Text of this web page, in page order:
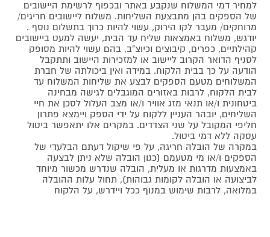
למחיר דמי המשלוח שנקבע באתר ובכפוף לרשימת היישובים
של הספקים בהן מתבצעת השליחות. משלוח ליישובים חריגים/
מרוחקים/ מעבר לקו הירוק, עשוי להיות כרוך בתשלום נוסף .
יודגש, משלוח באמצאות שליח עד הבית, יעשה למעט ביישובים
קהילתיים, כפרים, קיבוצים וכיוצ"ב, בהם עשוי להיות מסופק
לסניף הדואר הקרוב ליישוב או למזכירות היישוב ותתקבל
הודעה על כך בבית הלקוח. במידה ואין ביכולתה של חברת
המשלוחים מטעם הספקים לבצע את שליחות המשלוח עד
לבית הלקוח, לרבות באזורים המוגבלים לגישה מבחינה
ביטחונית ו/או תנאי מזג אוויר ו/או מצב העלול לסכן את חיי
השליחים, יובהר העניין ללקוח על ידי הספק ויימצא פתרון
חליפי המקובל על שני הצדדים. במקרים אלו יתאפשר ביטול
עסקה ללא דמי ביטול.
במקרה של הובלה חריגה, על פי שיקול דעתם הבלעדי של
הספקים ו/או מי מטעמם (כגון הובלה שלא ניתן לבצעה
באמצעות מדרגות או מעלית, הובלה שנדרש מכשור מיוחד
לביצועה או הובלה לקומות גבוהות), תחול עלות ההובלה
במלואה, לרבות שימוש במנוף ככל ויידרש, על הלקוח